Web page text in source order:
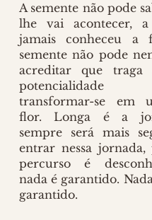
A semente não pode
lhe vai acontecer, a
jamais conheceu
semente não pode
acreditar que
transformar-se em
flor. Longa é a
sempre será mais
entrar nessa
percurso é
nada é garantido.
garantido.